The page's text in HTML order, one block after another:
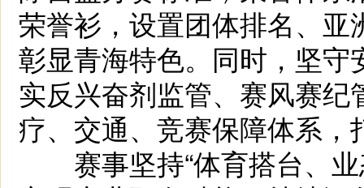
荣誉衫，设置团体排名、
彰显青海特色。同时，坚
实反兴奋剂监管、赛风赛
疗、交通、竞赛保障体系
赛事坚持“体育搭台、业